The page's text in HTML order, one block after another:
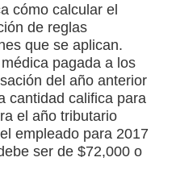
cómo calcular el
de reglas
que se aplican.
pagada a los
del año anterior
cantidad califica para
el año tributario
empleado para 2017
ser de $72,000 o